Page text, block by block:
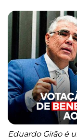
Eduardo Girão é